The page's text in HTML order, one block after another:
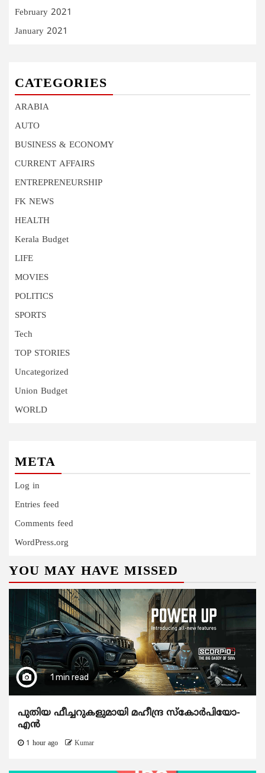
February 2021
January 2021
CATEGORIES
ARABIA
AUTO
BUSINESS & ECONOMY
CURRENT AFFAIRS
ENTREPRENEURSHIP
FK NEWS
HEALTH
Kerala Budget
LIFE
MOVIES
POLITICS
SPORTS
Tech
TOP STORIES
Uncategorized
Union Budget
WORLD
META
Log in
Entries feed
Comments feed
WordPress.org
YOU MAY HAVE MISSED
1 min read
പുതിയ ഫീച്ചറുകളുമായി മഹീന്ദ്ര സ്കോർപിയോ-
എൻ
1 hour ago Kumar